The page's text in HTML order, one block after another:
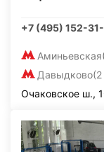
+7 (495) 152-31-
Аминьевская
Давыдково
Очаковское ш.,